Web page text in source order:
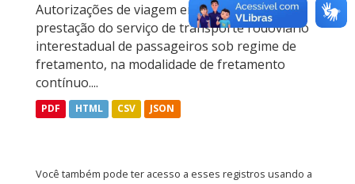
Autorizações de viagem emitidas para a
prestação do serviço de transporte rodoviário
interestadual de passageiros sob regime de
fretamento, na modalidade de fretamento
contínuo....
PDF HTML CSV JSON
Você também pode ter acesso a esses registros usando a